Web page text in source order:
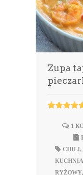
Zupa
1
CHILI,
RYŻOWY,